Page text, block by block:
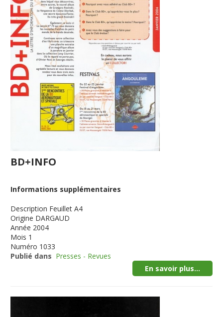
BD+INFO
Informations supplémentaires
Description Feuillet A4
Origine DARGAUD
Année 2004
Mois 1
Numéro 1033
Publié dans Presses - Revues
En savoir plus...